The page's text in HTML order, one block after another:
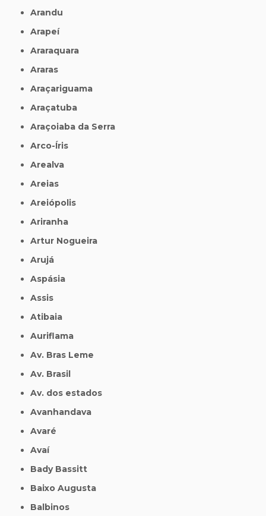
Arandu
Arapeí
Araraquara
Araras
Araçariguama
Araçatuba
Araçoiaba da Serra
Arco-Íris
Arealva
Areias
Areiópolis
Ariranha
Artur Nogueira
Arujá
Aspásia
Assis
Atibaia
Auriflama
Av. Bras Leme
Av. Brasil
Av. dos estados
Avanhandava
Avaré
Avaí
Bady Bassitt
Baixo Augusta
Balbinos